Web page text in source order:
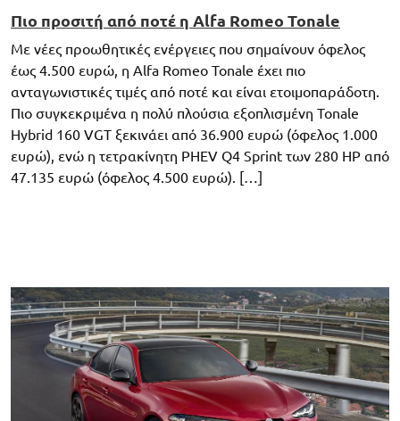
Πιο προσιτή από ποτέ η Alfa Romeo Tonale
Με νέες προωθητικές ενέργειες που σημαίνουν όφελος
έως 4.500 ευρώ, η Alfa Romeo Tonale έχει πιο
ανταγωνιστικές τιμές από ποτέ και είναι ετοιμοπαράδοτη.
Πιο συγκεκριμένα η πολύ πλούσια εξοπλισμένη Tonale
Hybrid 160 VGT ξεκινάει από 36.900 ευρώ (όφελος 1.000
ευρώ), ενώ η τετρακίνητη PHEV Q4 Sprint των 280 HP από
47.135 ευρώ (όφελος 4.500 ευρώ). […]